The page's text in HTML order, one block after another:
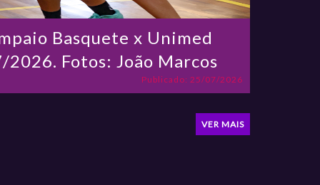
Basquete x Unimed
Fotos: João Marcos
Publicado: 25/07/2026
VER MAIS